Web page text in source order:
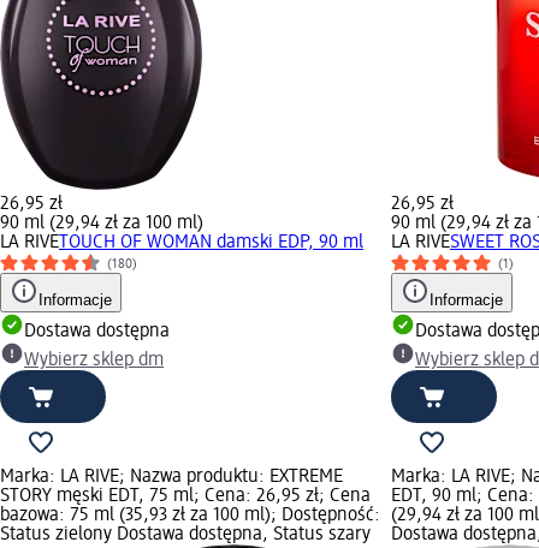
26,95 zł
90 ml (29,94 zł za 100 ml)
LA RIVE TOUCH OF WOMAN damski EDP, 90 ml
(180)
Informacje
Dostawa dostępna
Wybierz sklep dm
26,95 zł
90 ml (29,94 zł za
LA RIVESWEET
(1)
Informacje
Dostawa
Wybierz sklep
Marka: LA RIVE; Nazwa produktu: EXTREME
STORY męski EDT, 75 ml; Cena: 26,95 zł; Cena
bazowa: 75 ml (35,93 zł za 100 ml); Dostępność:
Status zielony Dostawa dostępna, Status szary
Marka: LA RIVE;
EDT, 90 ml;
(29,94 zł za 100
Dostawa